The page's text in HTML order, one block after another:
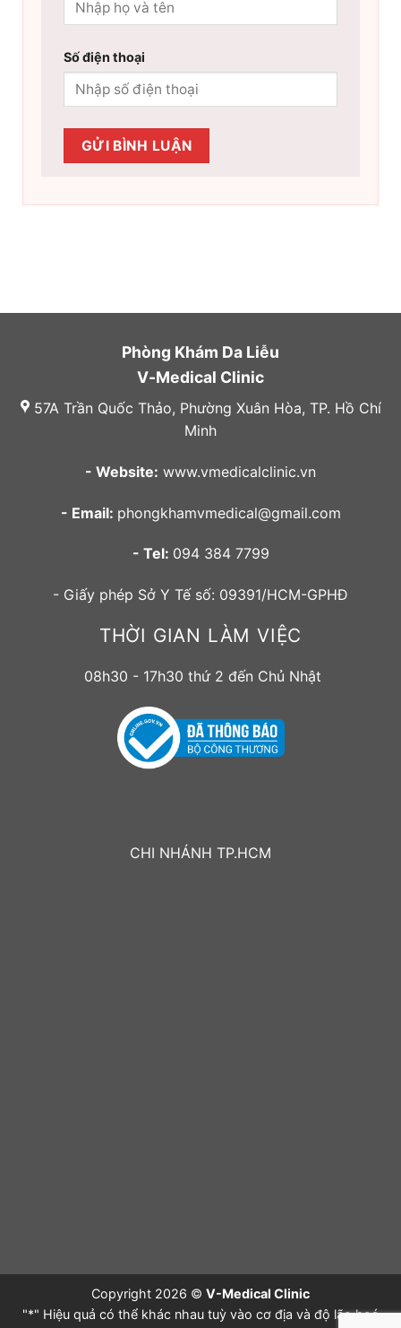
Số điện thoại
Phòng Khám Da Liễu
V-Medical Clinic
57A Trần Quốc Thảo, Phường Xuân Hòa, TP. Hồ Chí
Minh
- Website: www.vmedicalclinic.vn
- Email: phongkhamvmedical@gmail.com
- Tel: 094 384 7799
- Giấy phép Sở Y Tế số: 09391/HCM-GPHĐ
THỜI GIAN LÀM VIỆC
08h30 - 17h30 thứ 2 đến Chủ Nhật
CHI NHÁNH TP.HCM
Copyright 2026 © V-Medical Clinic
"*" Hiệu quả có thể khác nhau tuỳ vào cơ địa và độ lão hoá